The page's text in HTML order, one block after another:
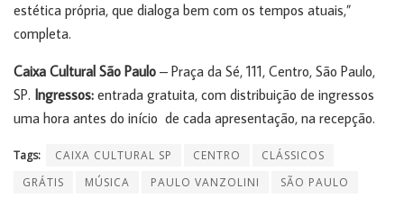
estética própria, que dialoga bem com os tempos atuais,”
completa.
Caixa Cultural São Paulo – Praça da Sé, 111, Centro, São Paulo,
SP. Ingressos: entrada gratuita, com distribuição de ingressos
uma hora antes do início de cada apresentação, na recepção.
Tags: CAIXA CULTURAL SP CENTRO
CLÁSSICOS
GRÁTIS
MÚSICA PAULO VANZOLINI
SÃO PAULO